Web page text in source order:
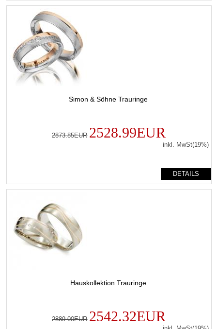
Simon & Söhne Trauringe
2873.85EUR 2528.99EUR
inkl. MwSt(19%)
DETAILS
Hauskollektion Trauringe
2889.00EUR 2542.32EUR